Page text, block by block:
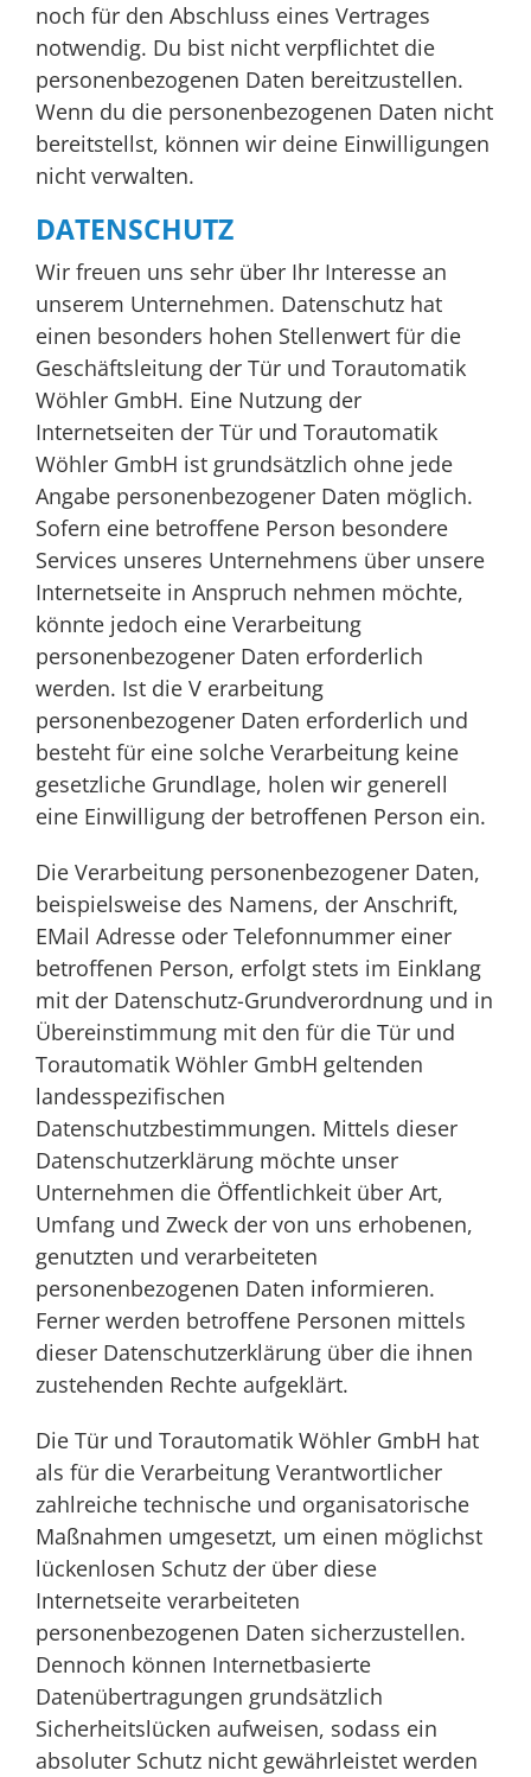
noch für den Abschluss eines Vertrages
notwendig. Du bist nicht verpflichtet die
personenbezogenen Daten bereitzustellen.
Wenn du die personenbezogenen Daten nicht
bereitstellst, können wir deine Einwilligungen
nicht verwalten.
DATENSCHUTZ
Wir freuen uns sehr über Ihr Interesse an
unserem Unternehmen. Datenschutz hat
einen besonders hohen Stellenwert für die
Geschäftsleitung der Tür und Torautomatik
Wöhler GmbH. Eine Nutzung der
Internetseiten der Tür und Torautomatik
Wöhler GmbH ist grundsätzlich ohne jede
Angabe personenbezogener Daten möglich.
Sofern eine betroffene Person besondere
Services unseres Unternehmens über unsere
Internetseite in Anspruch nehmen möchte,
könnte jedoch eine Verarbeitung
personenbezogener Daten erforderlich
werden. Ist die V erarbeitung
personenbezogener Daten erforderlich und
besteht für eine solche Verarbeitung keine
gesetzliche Grundlage, holen wir generell
eine Einwilligung der betroffenen Person ein.
Die Verarbeitung personenbezogener Daten,
beispielsweise des Namens, der Anschrift,
EMail Adresse oder Telefonnummer einer
betroffenen Person, erfolgt stets im Einklang
mit der Datenschutz-Grundverordnung und in
Übereinstimmung mit den für die Tür und
Torautomatik Wöhler GmbH geltenden
landesspezifischen
Datenschutzbestimmungen. Mittels dieser
Datenschutzerklärung möchte unser
Unternehmen die Öffentlichkeit über Art,
Umfang und Zweck der von uns erhobenen,
genutzten und verarbeiteten
personenbezogenen Daten informieren.
Ferner werden betroffene Personen mittels
dieser Datenschutzerklärung über die ihnen
zustehenden Rechte aufgeklärt.
Die Tür und Torautomatik Wöhler GmbH hat
als für die Verarbeitung Verantwortlicher
zahlreiche technische und organisatorische
Maßnahmen umgesetzt, um einen möglichst
lückenlosen Schutz der über diese
Internetseite verarbeiteten
personenbezogenen Daten sicherzustellen.
Dennoch können Internetbasierte
Datenübertragungen grundsätzlich
Sicherheitslücken aufweisen, sodass ein
absoluter Schutz nicht gewährleistet werden